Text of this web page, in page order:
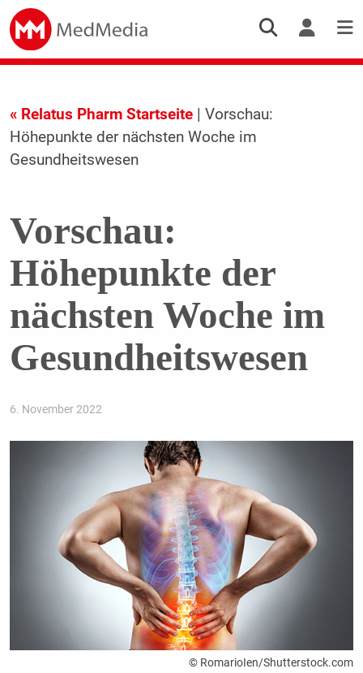
« Relatus Pharm Startseite| Vorschau:
Höhepunkte der nächsten Woche im
Gesundheitswesen
Vorschau:
Höhepunkte der
nächsten Woche im
Gesundheitswesen
6. November 2022
© RomarioIen/Shutterstock.com